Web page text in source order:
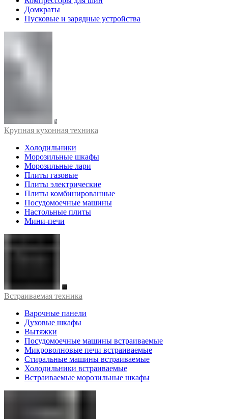
Домкраты
Пусковые и зарядные устройства
Крупная кухонная техника
Холодильники
Морозильные шкафы
Морозильные лари
Плиты газовые
Плиты электрические
Плиты комбинированные
Посудомоечные машины
Настольные плиты
Мини-печи
Встраиваемая техника
Варочные панели
Духовые шкафы
Вытяжки
Посудомоечные машины встраиваемые
Микроволновые печи встраиваемые
Стиральные машины встраиваемые
Холодильники встраиваемые
Встраиваемые морозильные шкафы